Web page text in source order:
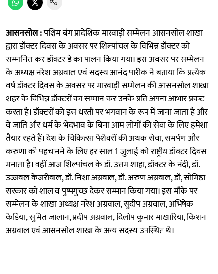
आसनसोल :पश्चिम बंग प्रादेशिक मारवाड़ी सम्मेलन आसनसोल शाखा
द्वारा डॉक्टर दिवस के अवसर पर शिल्पांचल के विभिन्न डॉक्टर को
सम्मानित कर डॉक्टर डे का पालन किया गया। इस अवसर पर सम्मेलन
के अध्यक्ष नरेश अग्रवाल एवं सदस्य आनंद पारीक ने बताया कि प्रत्येक
वर्ष डॉक्टर दिवस के अवसर पर मारवाड़ी सम्मेलन की आसनसोल शाखा
शहर के विभिन्न डॉक्टरों का सम्मान कर उनके प्रति अपना आभार प्रकट
करता है। डॉक्टरों को इस धरती पर भगवान के रूप में जाना जाता है और
वे जाति और धर्म के भेदभाव के बिना आम लोगों की सेवा के लिए हमेशा
तैयार रहते हैं। देश के चिकित्सा पेशेवरों की अथक सेवा, समर्पण और
करुणा को पहचानने के लिए हर साल 1 जुलाई को राष्ट्रीय डॉक्टर दिवस
मनाता है। वहीं आज शिल्पांचल के डॉ. उत्तम शाहा, डॉक्टर के नंदी, डॉ.
उज्जवल केजरीवाल, डॉ. निशा अग्रवाल, डॉ. अरुण अग्रवाल, डॉ, सोमिष्ठा
सरकार को शाल व पुष्पगुच्छ देकर सम्मान किया गया। इस मौके पर
सम्मेलन के शाखा अध्यक्ष नरेश अग्रवाल, सुदीप अग्रवाल, अभिषेक
केडिया, सुमित जालान, प्रदीप अग्रवाल, दिलीप कुमार माखारिया, किशन
अग्रवाल एवं आसनसोल शाखा के अन्य सदस्य उपस्थित थे।